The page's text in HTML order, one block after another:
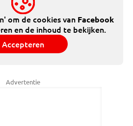
om de cookies van Facebook
en de inhoud te bekijken.
Accepteren
Advertentie